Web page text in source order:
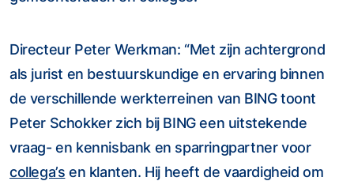
Directeur Peter Werkman: “Met zijn achtergrond
als jurist en bestuurskundige en ervaring binnen
de verschillende werkterreinen van BING toont
Peter Schokker zich bij BING een uitstekende
vraag- en kennisbank en sparringpartner voor
collega’s en klanten. Hij heeft de vaardigheid om